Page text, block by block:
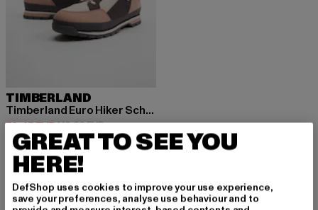
TIMBERLAND
Timberland Euro Hiker Schuhe
73,45 EUR
Derzeitiger Preis: 73,45 EUR
149,90 EURAktionspreis: 149,90 EUR
GREAT TO SEE YOU
HERE!
DefShop uses cookies to improve your use experience,
save your preferences, analyse use behaviour and to